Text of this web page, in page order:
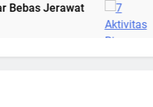
7
1 Tahun